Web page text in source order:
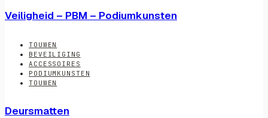
Veiligheid – PBM – Podiumkunsten
TOUWEN
BEVEILIGING
ACCESSOIRES
PODIUMKUNSTEN
TOUWEN
Deursmatten